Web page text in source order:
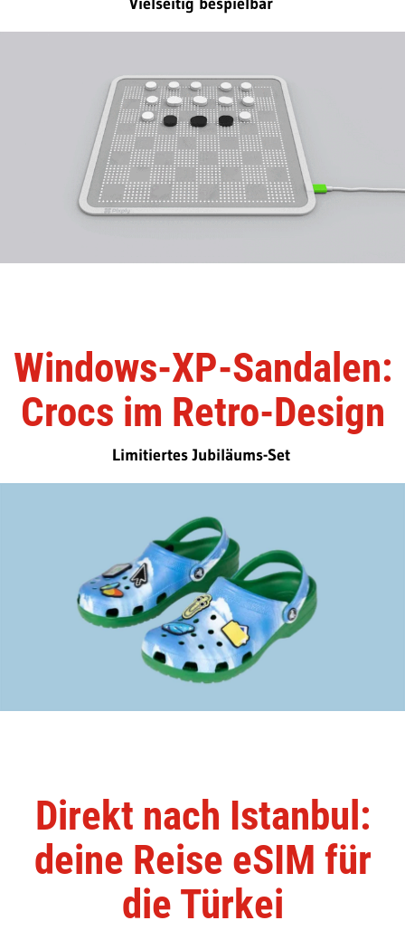
Windows-XP-Sandalen:
Crocs im Retro-Design
Limitiertes Jubiläums-Set
Direkt nach Istanbul:
deine Reise eSIM für
die Türkei